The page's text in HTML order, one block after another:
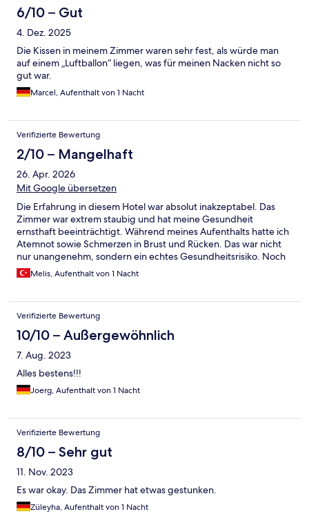
6/10 – Gut
4. Dez. 2025
Die Kissen in meinem Zimmer waren sehr fest, als würde man
auf einem „Luftballon“ liegen, was für meinen Nacken nicht so
gut war.
Marcel, Aufenthalt von 1 Nacht
Verifizierte Bewertung
2/10 – Mangelhaft
26. Apr. 2026
Mit Google übersetzen
Die Erfahrung in diesem Hotel war absolut inakzeptabel. Das
Zimmer war extrem staubig und hat meine Gesundheit
ernsthaft beeinträchtigt. Während meines Aufenthalts hatte ich
Atemnot sowie Schmerzen in Brust und Rücken. Das war nicht
nur unangenehm, sondern ein echtes Gesundheitsrisiko. Noch
schlimmer war, dass es keine Rezeption oder zuständige Person
gab, die ich in so einer Situation erreichen konnte. Es gab
solcher Betrieb überhaupt Gäste empfangen kann. Mein
Zustand hat sich so verschlechtert, dass ich meinen Aufenthalt
abbrechen und in mein Land zurückkehren musste, um einen
Arzt aufzusuchen. Sauberkeit und die Sicherheit der Gäste
wurden hier komplett vernachlässigt. Ich kann dieses Hotel auf
keinen Fall weiterempfehlen.
Melis, Aufenthalt von 1 Nacht
Verifizierte Bewertung
10/10 – Außergewöhnlich
7. Aug. 2023
Alles bestens!!!
Joerg, Aufenthalt von 1 Nacht
Verifizierte Bewertung
8/10 – Sehr gut
11. Nov. 2023
Es war okay. Das Zimmer hat etwas gestunken.
Züleyha, Aufenthalt von 1 Nacht